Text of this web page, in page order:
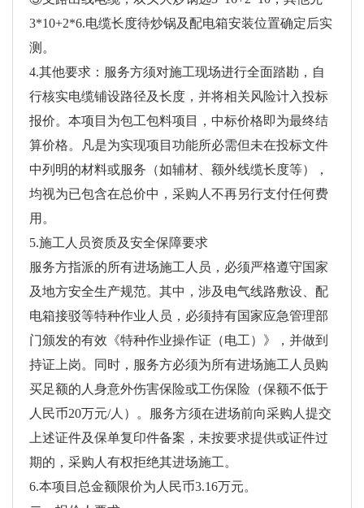
3*10+2*6.电缆长度待炒锅及配电箱安装位置确定后实
测。
4.其他要求：服务方须对施工现场进行全面踏勘，自
行核实电缆铺设路径及长度，并将相关风险计入投标
报价。本项目为包工包料项目，中标价格即为最终结
算价格。凡是为实现项目功能所必需但未在投标文件
中列明的材料或服务（如辅材、额外线缆长度等），
均视为已包含在总价中，采购人不再另行支付任何费
用。
5.施工人员资质及安全保障要求
服务方指派的所有进场施工人员，必须严格遵守国家
及地方安全生产规范。其中，涉及电气线路敷设、配
电箱接驳等特种作业人员，必须持有国家应急管理部
门颁发的有效《特种作业操作证（电工）》，并做到
持证上岗。同时，服务方必须为所有进场施工人员购
买足额的人身意外伤害保险或工伤保险（保额不低于
人民币20万元/人）。服务方须在进场前向采购人提交
上述证件及保单复印件备案，未按要求提供或证件过
期的，采购人有权拒绝其进场施工。
6.本项目总金额限价为人民币3.16万元。